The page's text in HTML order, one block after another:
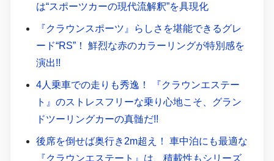
は“スポーツカーの現代流解釈”を具現化
『クラウンスポーツ』らしさを堪能できるグレ
ード“RS”！ 鮮烈な赤のカラーリングが特別感を
演出!!
4人乗車での走りも秀逸！ 『クラウンエステー
ト』のストレスフリーな乗り心地こそ、グラン
ドツーリングカーの真髄だ!!
後席を倒せば奥行き2m超え！ 車中泊にも最適な
『クラウンエステート』は、積載性もシリーズ